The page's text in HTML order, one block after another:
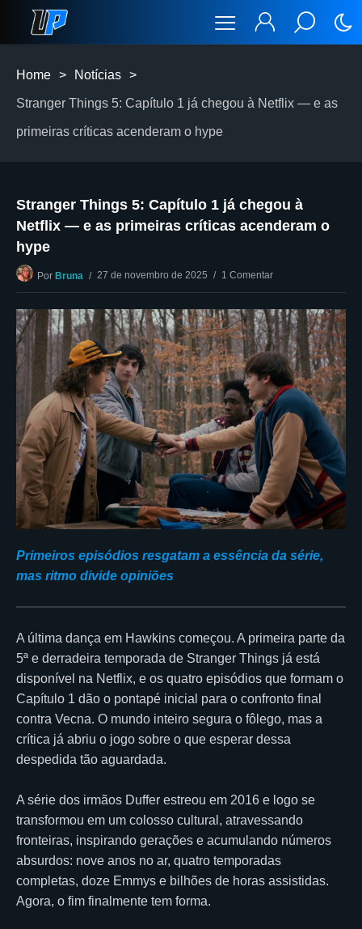
Home > Notícias >
Stranger Things 5: Capítulo 1 já chegou à Netflix — e as
primeiras críticas acenderam o hype
Stranger Things 5: Capítulo 1 já chegou à
Netflix — e as primeiras críticas acenderam o
hype
Por Bruna 27 de novembro de 2025 1 Comentar
Primeiros episódios resgatam a essência da série,
mas ritmo divide opiniões
A última dança em Hawkins começou. A primeira parte da
5ª e derradeira temporada de Stranger Things já está
disponível na Netflix, e os quatro episódios que formam o
Capítulo 1 dão o pontapé inicial para o confronto final
contra Vecna. O mundo inteiro segura o fôlego, mas a
crítica já abriu o jogo sobre o que esperar dessa
despedida tão aguardada.
A série dos irmãos Duffer estreou em 2016 e logo se
transformou em um colosso cultural, atravessando
fronteiras, inspirando gerações e acumulando números
absurdos: nove anos no ar, quatro temporadas
completas, doze Emmys e bilhões de horas assistidas.
Agora, o fim finalmente tem forma.